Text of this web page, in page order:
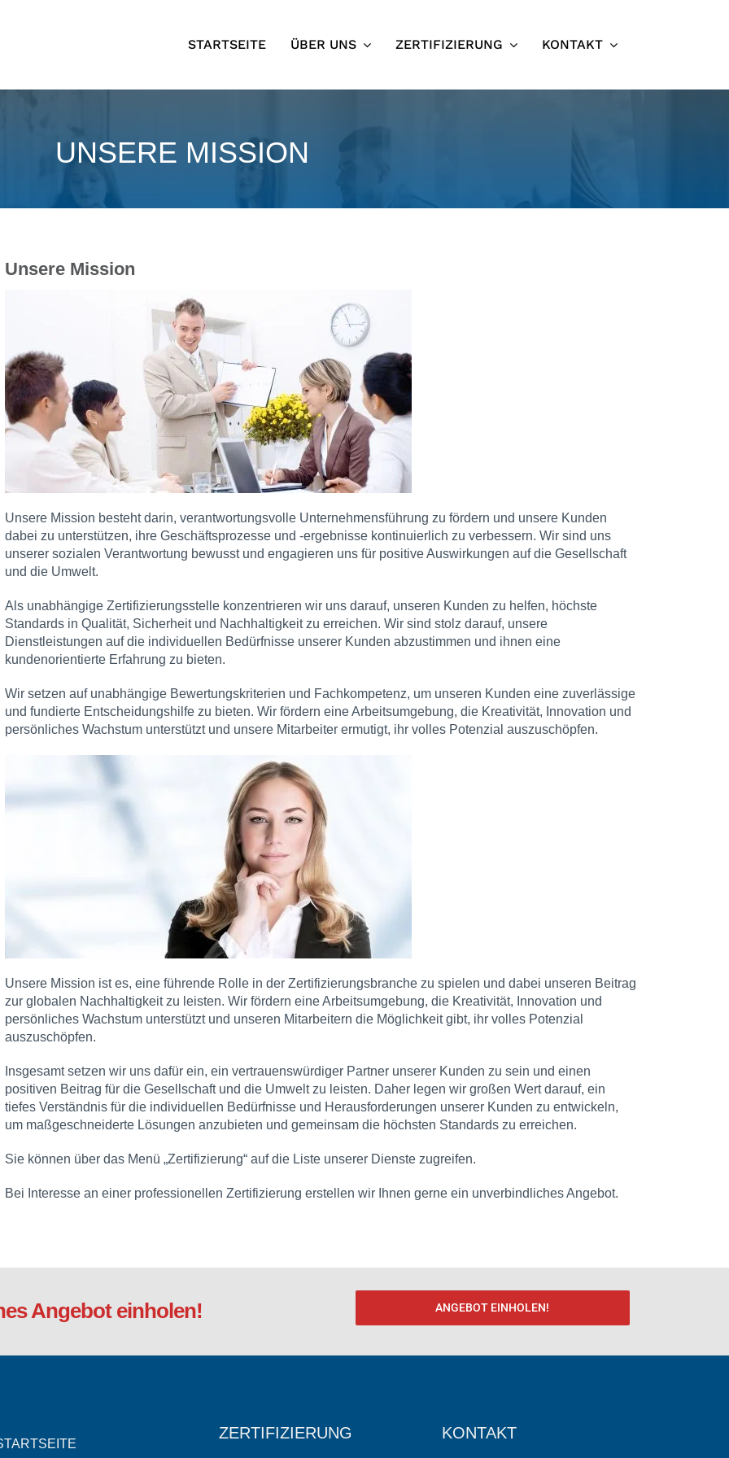
STARTSEITE ÜBER UNS ZERTIFIZIERUNG KONTAKT
UNSERE MISSION
Unsere Mission
Unsere Mission besteht darin, verantwortungsvolle Unternehmensführung zu fördern und unsere Kunden
dabei zu unterstützen, ihre Geschäftsprozesse und -ergebnisse kontinuierlich zu verbessern. Wir sind uns
unserer sozialen Verantwortung bewusst und engagieren uns für positive Auswirkungen auf die Gesellschaft
und die Umwelt.
Als unabhängige Zertifizierungsstelle konzentrieren wir uns darauf, unseren Kunden zu helfen, höchste
Standards in Qualität, Sicherheit und Nachhaltigkeit zu erreichen. Wir sind stolz darauf, unsere
Dienstleistungen auf die individuellen Bedürfnisse unserer Kunden abzustimmen und ihnen eine
kundenorientierte Erfahrung zu bieten.
Wir setzen auf unabhängige Bewertungskriterien und Fachkompetenz, um unseren Kunden eine zuverlässige
und fundierte Entscheidungshilfe zu bieten. Wir fördern eine Arbeitsumgebung, die Kreativität, Innovation und
persönliches Wachstum unterstützt und unsere Mitarbeiter ermutigt, ihr volles Potenzial auszuschöpfen.
Unsere Mission ist es, eine führende Rolle in der Zertifizierungsbranche zu spielen und dabei unseren Beitrag
zur globalen Nachhaltigkeit zu leisten. Wir fördern eine Arbeitsumgebung, die Kreativität, Innovation und
persönliches Wachstum unterstützt und unseren Mitarbeitern die Möglichkeit gibt, ihr volles Potenzial
auszuschöpfen.
Insgesamt setzen wir uns dafür ein, ein vertrauenswürdiger Partner unserer Kunden zu sein und einen
positiven Beitrag für die Gesellschaft und die Umwelt zu leisten. Daher legen wir großen Wert darauf, ein
tiefes Verständnis für die individuellen Bedürfnisse und Herausforderungen unserer Kunden zu entwickeln,
um maßgeschneiderte Lösungen anzubieten und gemeinsam die höchsten Standards zu erreichen.
Sie können über das Menü „Zertifizierung“ auf die Liste unserer Dienste zugreifen.
Bei Interesse an einer professionellen Zertifizierung erstellen wir Ihnen gerne ein unverbindliches Angebot.
Angebot einholen! ANGEBOT EINHOLEN!
ZERTIFIZIERUNG KONTAKT